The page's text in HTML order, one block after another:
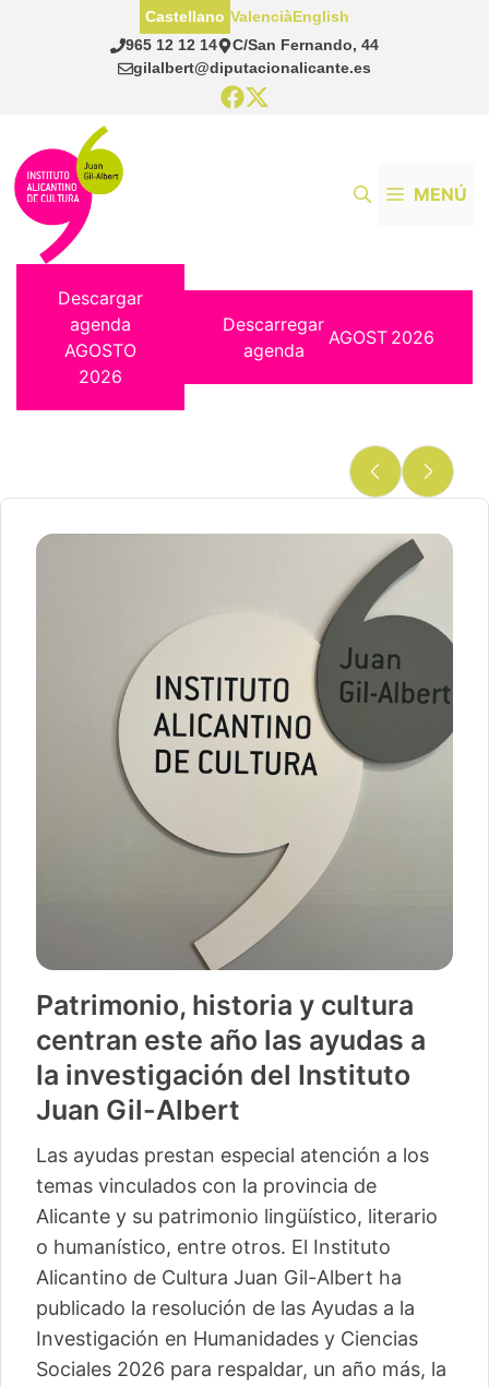
965 12 12 14
C/San Fernando, 44
gilalbert@diputacionalicante.es
Castellano ValenciàEnglish
MENÚ
Descargar
agenda
AGOSTO
2026
Descarregar
agenda
AGOST 2026
Patrimonio, historia y cultura
centran este año las ayudas a
la investigación del Instituto
Juan Gil-Albert
Las ayudas prestan especial atención a los
temas vinculados con la provincia de
Alicante y su patrimonio lingüístico, literario
o humanístico, entre otros. El Instituto
Alicantino de Cultura Juan Gil-Albert ha
publicado la resolución de las Ayudas a la
Investigación en Humanidades y Ciencias
Sociales 2026 para respaldar, un año más, la